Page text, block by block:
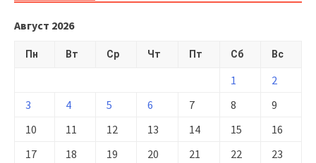
Август 2026
Пн Вт Ср Чт Пт Сб Вс
1
2
3
4 5 6 7 8
9
10
11 12 13 14 15
16
17
18 19 20 21 22
23